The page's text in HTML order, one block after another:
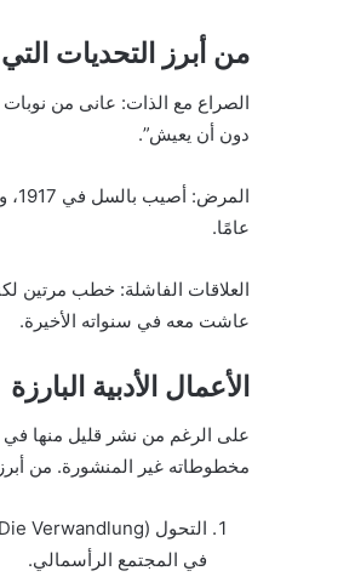
من أبرز التحديات
الصراع مع الذات: عانى من
دون أن يعيش”.
عامًا.
العلاقات الفاشلة: خطب مرتين
عاشت معه في سنواته الأخيرة.
الأعمال الأدبية البارزة
على الرغم من نشر قليل منها في
مخطوطاته غير المنشورة. من
في المجتمع الرأسمالي.